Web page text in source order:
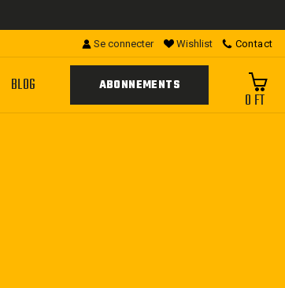
Se connecter Wishlist Contact
BLOG ABONNEMENTS
0 FT